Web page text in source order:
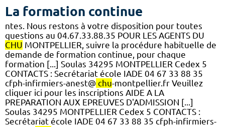
La formation continue
ntes. Nous restons à votre disposition pour toutes
questions au 04.67.33.88.35 POUR LES AGENTS DU
CHU MONTPELLIER, suivre la procédure habituelle de
demande de formation continue, pour chaque
formation [...] Soulas 34295 MONTPELLIER Cedex 5
CONTACTS : Secrétariat école IADE 04 67 33 88 35
cfph-infirmiers-anest@ chu-montpellier.fr Veuillez
cliquer ici pour les inscriptions AIDE A LA
PREPARATION AUX EPREUVES D'ADMISSION [...]
Soulas 34295 MONTPELLIER Cedex 5 CONTACTS :
Secrétariat école IADE 04 67 33 88 35 cfph-infirmiers-